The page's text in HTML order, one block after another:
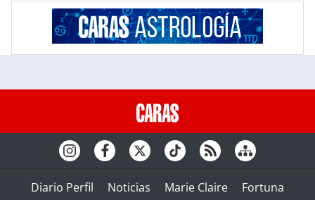
Diario Perfil Noticias Marie Claire
Fortuna